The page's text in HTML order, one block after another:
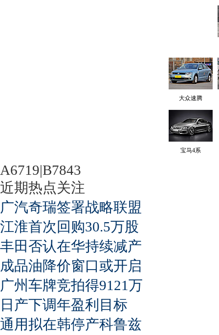
大众速腾
宝马4系
A6719|B7843
近期热点关注
广汽奇瑞签署战略联盟
江淮首次回购30.5万股
丰田否认在华持续减产
成品油降价窗口或开启
广州车牌竞拍得9121万
日产下调年盈利目标
通用拟在韩停产科鲁兹